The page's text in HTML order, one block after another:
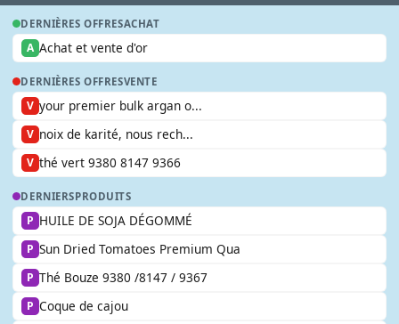
DERNIÈRES OFFRESACHAT
A Achat et vente d'or
DERNIÈRES OFFRESVENTE
V your premier bulk argan o...
V noix de karité, nous rech...
V thé vert 9380 8147 9366
DERNIERSPRODUITS
P HUILE DE SOJA DÉGOMMÉ
P Sun Dried Tomatoes Premium Qua
P Thé Bouze 9380 /8147 / 9367
P Coque de cajou